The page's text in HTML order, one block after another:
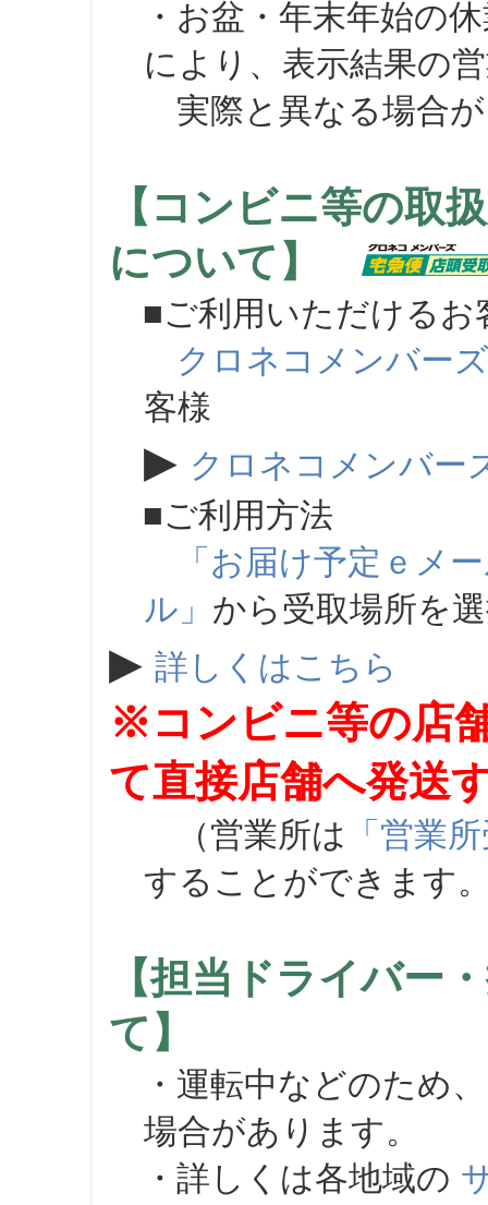
・お盆・年末年始の
により、表示結果の
実際と異なる場合が
【コンビニ等の取
について】
■ご利用いただけるお
クロネコメンバーズ
客様
▶ クロネコメンバー
■ご利用方法
「お届け予定ｅメ
ル」 から受取場所を
▶ 詳しくはこちら
※コンビニ等の店
て直接店舗へ発送
（営業所は 「営業
することができます
【担当ドライバー
て】
・運転中などのため
場合があります。
・詳しくは各地域の